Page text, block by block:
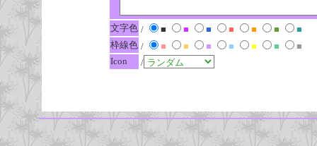
文字色 / ■ ■ ■ ■ ■ ■
■
枠線色 / ■ ■ ■ ■ ■ ■
■
Icon
/